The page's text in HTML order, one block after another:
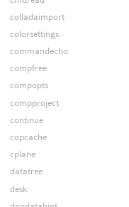
colladaimport
colorsettings
commandecho
compfree
compopts
compproject
continue
copcache
cplane
datatree
desk